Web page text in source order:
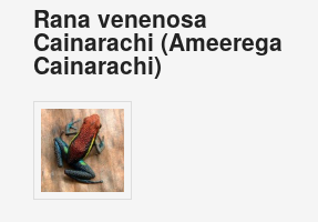
Rana venenosa
Cainarachi (Ameerega
Cainarachi)